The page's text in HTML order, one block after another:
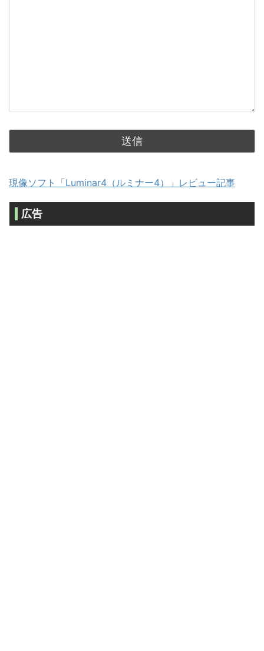
現像ソフト「Luminar4（ルミナー4）」レビュー記事
広告